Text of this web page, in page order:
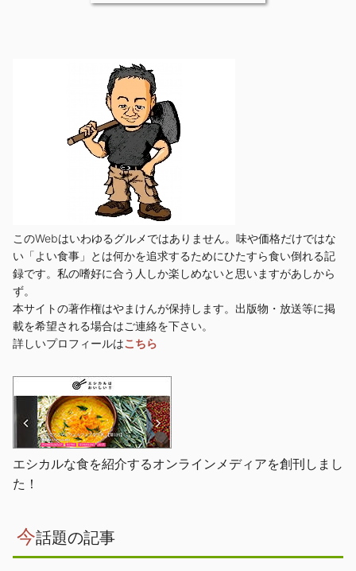
このWebはいわゆるグルメではありません。味や価格だけではな
い「よい食事」とは何かを追求するためにひたすら食い倒れる記
録です。私の嗜好に合う人しか楽しめないと思いますがあしから
ず。
本サイトの著作権はやまけんが保持します。出版物・放送等に掲
載を希望される場合はご連絡を下さい。
詳しいプロフィールはこちら
エシカルな食を紹介するオンラインメディアを創刊しまし
た！
今話題の記事